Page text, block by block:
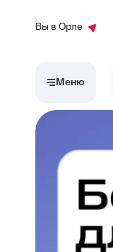
Вы в Орле
Меню